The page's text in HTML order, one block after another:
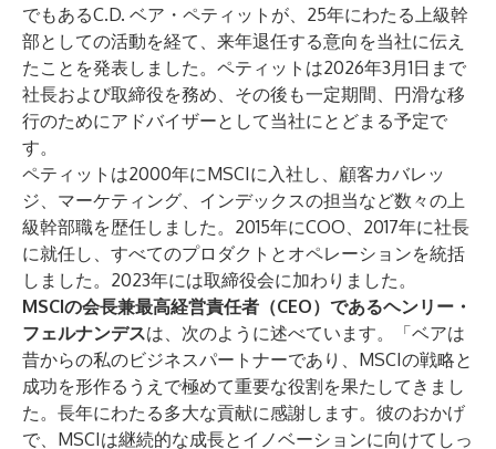
でもあるC.D. ベア・ペティットが、25年にわたる上級幹
部としての活動を経て、来年退任する意向を当社に伝え
たことを発表しました。ペティットは2026年3月1日まで
社長および取締役を務め、その後も一定期間、円滑な移
行のためにアドバイザーとして当社にとどまる予定で
す。
ペティットは2000年にMSCIに入社し、顧客カバレッ
ジ、マーケティング、インデックスの担当など数々の上
級幹部職を歴任しました。2015年にCOO、2017年に社長
に就任し、すべてのプロダクトとオペレーションを統括
しました。2023年には取締役会に加わりました。
MSCIの会長兼最高経営責任者（CEO）であるヘンリー・
フェルナンデスは、次のように述べています。「ベアは
昔からの私のビジネスパートナーであり、MSCIの戦略と
成功を形作るうえで極めて重要な役割を果たしてきまし
た。長年にわたる多大な貢献に感謝します。彼のおかげ
で、MSCIは継続的な成長とイノベーションに向けてしっ